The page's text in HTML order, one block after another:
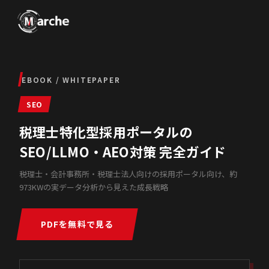
EBOOK / WHITEPAPER
SEO
税理士特化型採用ポータルの
SEO/LLMO・AEO対策 完全ガイド
税理士・会計事務所・税理士法人向けの採用ポータル向け、約
973KWの実データ分析から見えた成長戦略
PDFを無料で見る